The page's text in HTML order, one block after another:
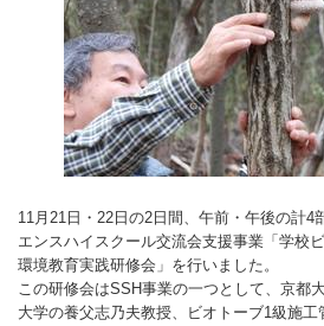
11月21日・22日の2日間、午前・午後の計4
エンスハイスクール交流会支援事業「学校
環境教育実践研修会」を行いました。
この研修会はSSH事業の一つとして、京都
大学の養父志乃夫教授、ビオトーブ1級施